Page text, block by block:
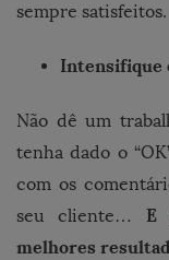
sempre satisfeitos.
Intensifique
Não dê um
tenha dado o
com os
seu cliente… E
melhores